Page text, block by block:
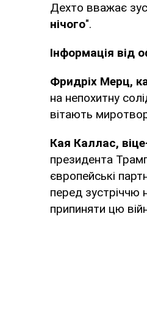
Дехто вважає
нічого".
Інформація від
Фридріх Мерц,
на непохитну
вітають
Кая Каллас,
президента
європейські
перед зустріччю
припиняти цю